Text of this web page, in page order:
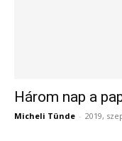
Három nap a
Micheli Tünde - 2019,